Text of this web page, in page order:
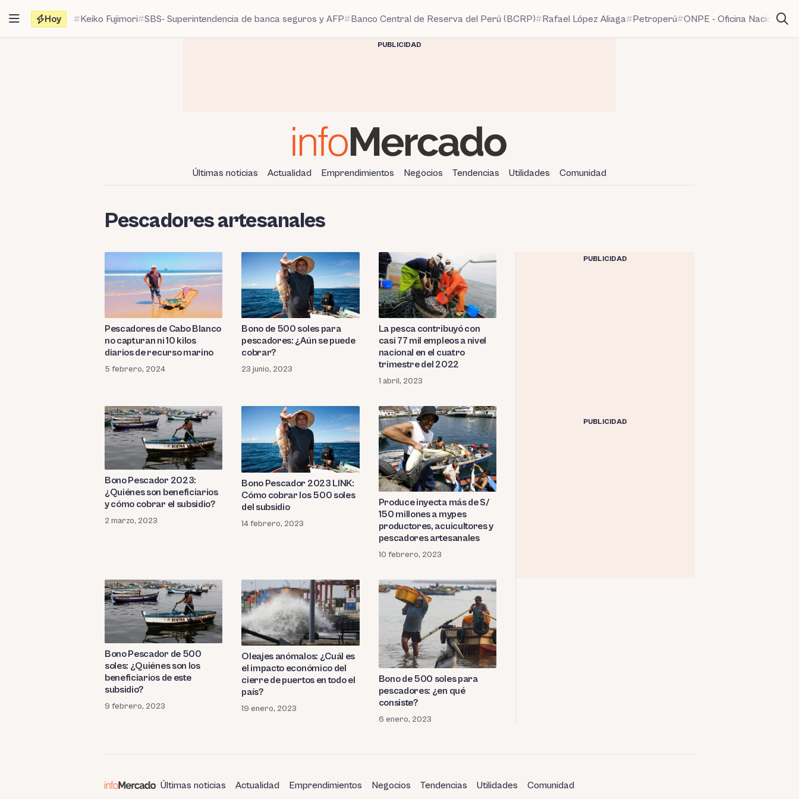
contenido
Hoy Keiko Fujimori SBS- Superintendencia de banca seguros y AFP Banco Central de Reserva del Perú (BCRP) Rafael López Aliaga Petroperú ONPE - Oficina Nacional
PUBLICIDAD
Últimas noticias Actualidad Emprendimientos Negocios Tendencias Utilidades Comunidad
Pescadores artesanales
Pescadores de Cabo Blanco
no capturan ni 10 kilos
diarios de recurso marino
5 febrero, 2024
Bono de 500 soles para
pescadores: ¿Aún se puede
cobrar?
23 junio, 2023
La pesca contribuyó con
casi 77 mil empleos a nivel
nacional en el cuatro
trimestre del 2022
1 abril, 2023
Bono Pescador 2023:
¿Quiénes son beneficiarios
y cómo cobrar el subsidio?
2 marzo, 2023
Bono Pescador 2023 LINK:
Cómo cobrar los 500 soles
del subsidio
14 febrero, 2023
Produce inyecta más de S/
150 millones a mypes
productores, acuicultores y
pescadores artesanales
10 febrero, 2023
Bono Pescador de 500
soles: ¿Quiénes son los
beneficiarios de este
subsidio?
9 febrero, 2023
Oleajes anómalos: ¿Cuál es
el impacto económico del
cierre de puertos en todo el
país?
19 enero, 2023
Bono de 500 soles para
pescadores: ¿en qué
consiste?
6 enero, 2023
PUBLICIDAD
PUBLICIDAD
Últimas noticias Actualidad Emprendimientos Negocios Tendencias Utilidades Comunidad